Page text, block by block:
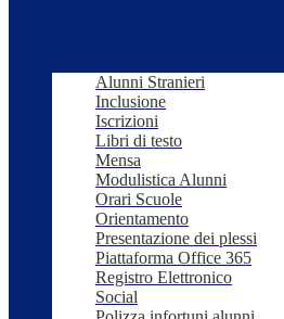
Alunni Stranieri
Inclusione
Iscrizioni
Libri di testo
Mensa
Modulistica Alunni
Orari Scuole
Orientamento
Presentazione dei plessi
Piattaforma Office 365
Registro Elettronico
Social